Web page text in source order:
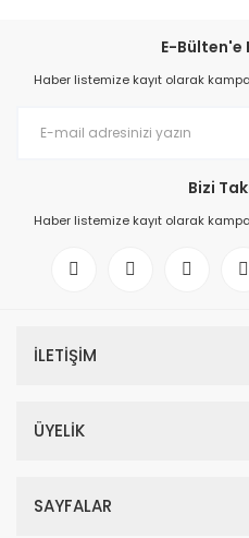
E-Bülten'e
Haber listemize kayıt olarak
Bizi
Haber listemize kayıt olarak
İLETİŞİM
ÜYELİK
SAYFALAR